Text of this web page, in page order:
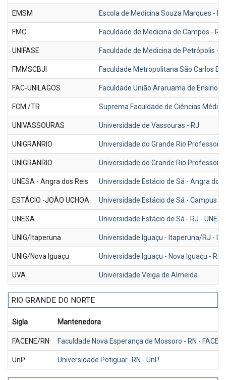
EMSM Escola de Medicina Souza Marques -
FMC Faculdade de Medicina de Campos - RJ
UNIFASE Faculdade de Medicina de Petrópolis -
FMMSCBJI Faculdade Metropolitana São Carlos
FAC-UNILAGOS Faculdade União Araruama de Ensino
FCM /TR Suprema Faculdade de Ciências
UNIVASSOURAS Universidade de Vassouras - RJ
UNIGRANRIO Universidade do Grande Rio Professor
UNIGRANRIO Universidade do Grande Rio Professor
UNESA - Angra dos Reis Universidade Estácio de Sá - Angra dos
ESTÁCIO -JOÀO UCHOA. Universidade Estácio de Sá - Campus
UNESA Universidade Estácio de Sá - RJ -
UNIG/Itaperuna Universidade Iguaçu - Itaperuna/RJ -
UNIG/Nova Iguaçu Universidade Iguaçu - Nova Iguaçu - RJ
UVA Universidade Veiga de Almeida
RIO GRANDE DO NORTE
Sigla Mantenedora
FACENE/RN Faculdade Nova Esperança de Mossoro - RN -
UnP Universidade Potiguar -RN - UnP